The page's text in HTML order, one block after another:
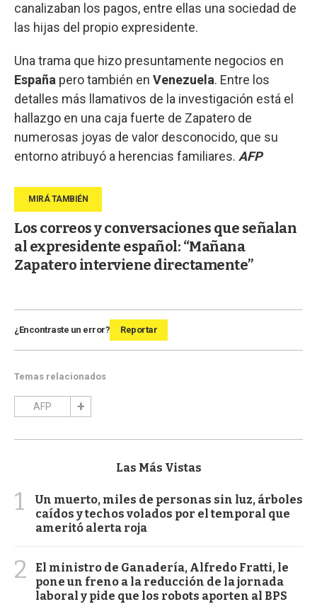
canalizaban los pagos, entre ellas una sociedad de
las hijas del propio expresidente.
Una trama que hizo presuntamente negocios en
España pero también en Venezuela. Entre los
detalles más llamativos de la investigación está el
hallazgo en una caja fuerte de Zapatero de
numerosas joyas de valor desconocido, que su
entorno atribuyó a herencias familiares. AFP
Los correos y conversaciones que señalan
al expresidente español: “Mañana
Zapatero interviene directamente”
¿Encontraste un error? Reportar
Temas relacionados
AFP
Las Más Vistas
1
Un muerto, miles de personas sin luz, árboles
caídos y techos volados por el temporal que
ameritó alerta roja
2
El ministro de Ganadería, Alfredo Fratti, le
pone un freno a la reducción de la jornada
laboral y pide que los robots aporten al BPS